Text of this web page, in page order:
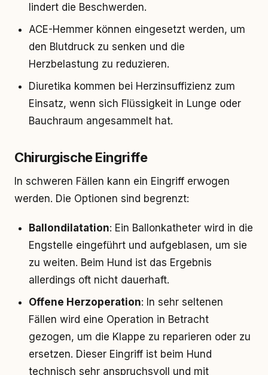
lindert die Beschwerden.
ACE-Hemmer können eingesetzt werden, um
den Blutdruck zu senken und die
Herzbelastung zu reduzieren.
Diuretika kommen bei Herzinsuffizienz zum
Einsatz, wenn sich Flüssigkeit in Lunge oder
Bauchraum angesammelt hat.
Chirurgische Eingriffe
In schweren Fällen kann ein Eingriff erwogen
werden. Die Optionen sind begrenzt:
Ballondilatation: Ein Ballonkatheter wird in die
Engstelle eingeführt und aufgeblasen, um sie
zu weiten. Beim Hund ist das Ergebnis
allerdings oft nicht dauerhaft.
Offene Herzoperation: In sehr seltenen
Fällen wird eine Operation in Betracht
gezogen, um die Klappe zu reparieren oder zu
ersetzen. Dieser Eingriff ist beim Hund
technisch sehr anspruchsvoll und mit